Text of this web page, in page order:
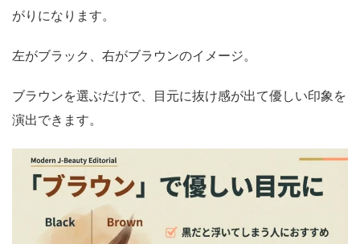
がりになります。
左がブラック、右がブラウンのイメージ。
ブラウンを選ぶだけで、目元に抜け感が出て優しい印象を
演出できます。